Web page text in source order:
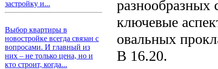
застройку и...
Выбор квартиры в
новостройке всегда связан с
вопросами. И главный из
них – не только цена, но и
кто строит, когда...
разнообразных
ключевые
овальных
B 16.20.